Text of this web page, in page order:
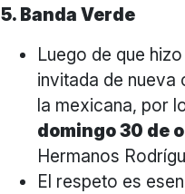
5. Banda Verde
Luego de que
invitada de nueva
la mexicana, por
domingo 30 de
Hermanos
El respeto es